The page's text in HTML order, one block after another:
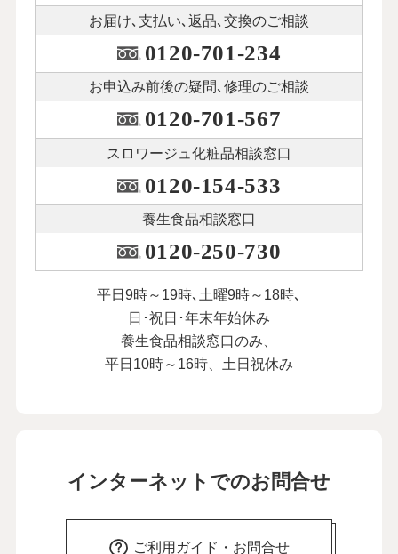
お届け､支払い､ 返品､交換のご相談
0120-701-234
お申込み前後の疑問､修理のご相談
0120-701-567
スロワージュ化粧品相談窓口
0120-154-533
養生食品相談窓口
0120-250-730
平日9時～19時､土曜9時～18時､
日･祝日･年末年始休み
養生食品相談窓口のみ、
平日10時～16時、土日祝休み
インターネットでのお問合せ
ご利用ガイド・お問合せ